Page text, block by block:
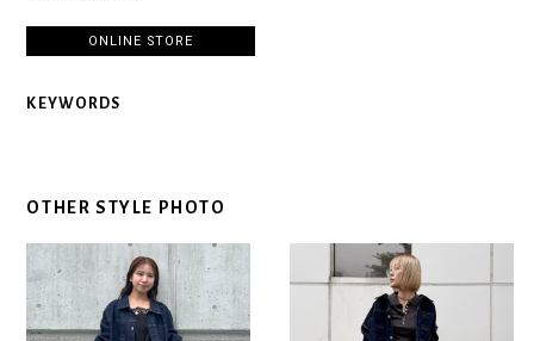
ONLINE STORE
KEYWORDS
OTHER STYLE PHOTO